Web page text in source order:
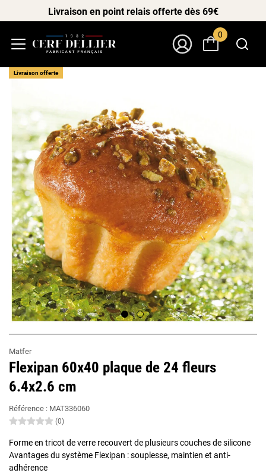
Livraison en point relais offerte dès 69€
0
Matfer
Flexipan 60x40 plaque de 24 fleurs
6.4x2.6 cm
Référence : MAT336060
(0)
Forme en tricot de verre recouvert de plusieurs couches de silicone
Avantages du système Flexipan : souplesse, maintien et anti-
adhérence
Livraison offerte